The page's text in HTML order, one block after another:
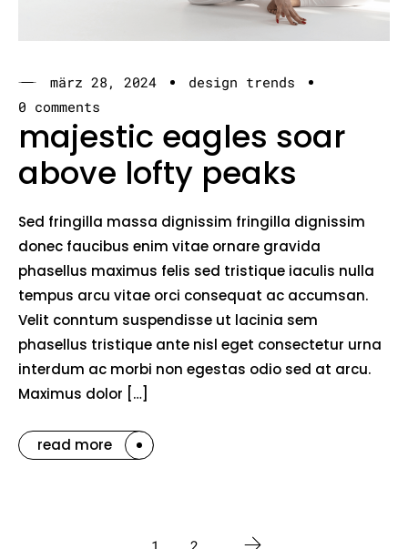
märz 28, 2024
design trends
0 comments
majestic eagles soar
above lofty peaks
Sed fringilla massa dignissim fringilla dignissim
donec faucibus enim vitae ornare gravida
phasellus maximus felis sed tristique iaculis nulla
tempus arcu vitae orci consequat ac accumsan.
Velit conntum suspendisse ut lacinia sem
phasellus tristique ante nisl eget consectetur urna
interdum ac morbi non egestas odio sed at arcu.
Maximus dolor […]
read more